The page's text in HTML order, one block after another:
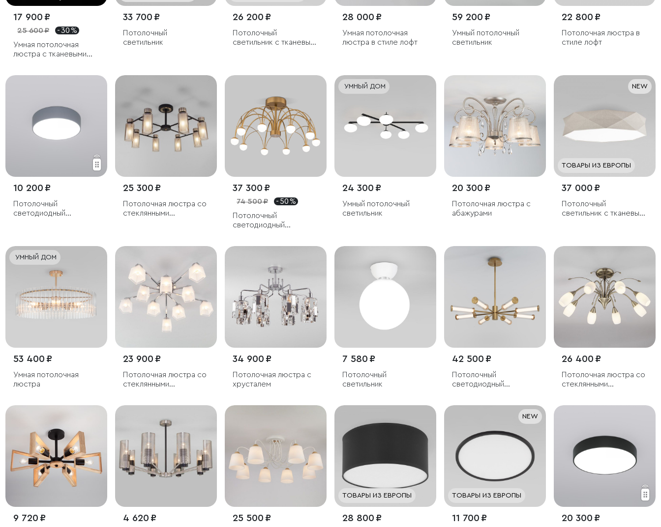
17 900 ₽
25 600 ₽
- 30 %
Умная потолочная
люстра с тканевыми
33 700 ₽
Потолочный
светильник
26 200 ₽
Потолочный
светильник с тканевым
28 000 ₽
Умная потолочная
люстра в стиле лофт
59 200 ₽
Умный потолочный
светильник
22 800 ₽
Потолочная люстра в
стиле лофт
10 200 ₽
Потолочный
светодиодный
25 300 ₽
Потолочная люстра со
стеклянными
37 300 ₽
74 500 ₽
- 50 %
Потолочный
светодиодный
УМНЫЙ ДОМ
24 300 ₽
Умный потолочный
светильник
20 300 ₽
Потолочная люстра с
абажурами
NEW
ТОВАРЫ ИЗ ЕВРОПЫ
37 000 ₽
Потолочный
светильник с тканевым
УМНЫЙ ДОМ
53 400 ₽
Умная потолочная
люстра
23 900 ₽
Потолочная люстра со
стеклянными
34 900 ₽
Потолочная люстра с
хрусталем
7 580 ₽
Потолочный
светильник
42 500 ₽
Потолочный
светодиодный
26 400 ₽
Потолочная люстра со
стеклянными
9 720 ₽ 4 620 ₽ 25 500 ₽
ТОВАРЫ ИЗ ЕВРОПЫ
28 800 ₽
NEW
ТОВАРЫ ИЗ ЕВРОПЫ
11 700 ₽ 20 300 ₽